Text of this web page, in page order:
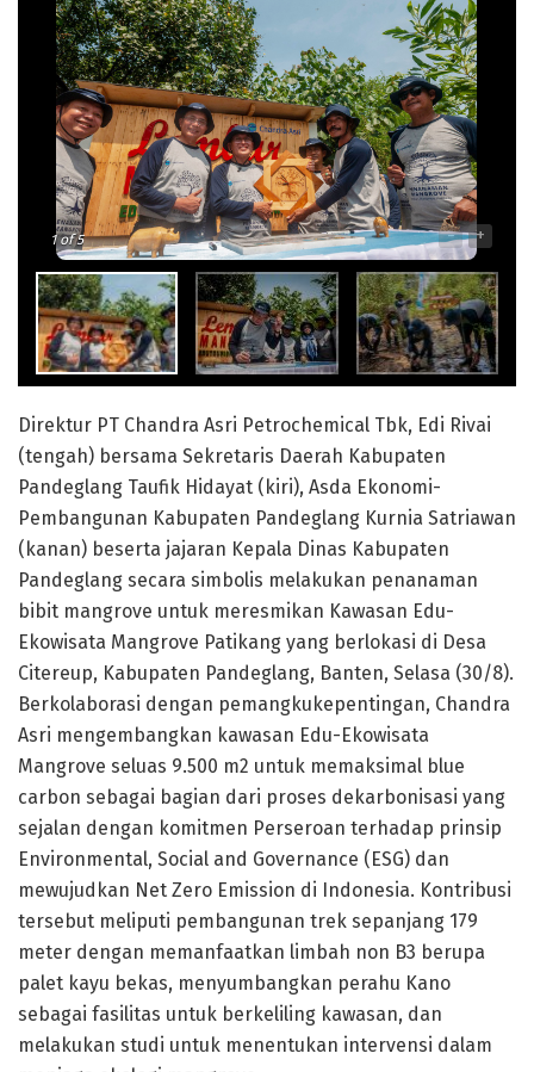
1of 5 - +
Direktur PT Chandra Asri Petrochemical Tbk, Edi Rivai
(tengah) bersama Sekretaris Daerah Kabupaten
Pandeglang Taufik Hidayat (kiri), Asda Ekonomi-
Pembangunan Kabupaten Pandeglang Kurnia Satriawan
(kanan) beserta jajaran Kepala Dinas Kabupaten
Pandeglang secara simbolis melakukan penanaman
bibit mangrove untuk meresmikan Kawasan Edu-
Ekowisata Mangrove Patikang yang berlokasi di Desa
Citereup, Kabupaten Pandeglang, Banten, Selasa (30/8).
Berkolaborasi dengan pemangkukepentingan, Chandra
Asri mengembangkan kawasan Edu-Ekowisata
Mangrove seluas 9.500 m2 untuk memaksimal blue
carbon sebagai bagian dari proses dekarbonisasi yang
sejalan dengan komitmen Perseroan terhadap prinsip
Environmental, Social and Governance (ESG) dan
mewujudkan Net Zero Emission di Indonesia. Kontribusi
tersebut meliputi pembangunan trek sepanjang 179
meter dengan memanfaatkan limbah non B3 berupa
palet kayu bekas, menyumbangkan perahu Kano
sebagai fasilitas untuk berkeliling kawasan, dan
melakukan studi untuk menentukan intervensi dalam